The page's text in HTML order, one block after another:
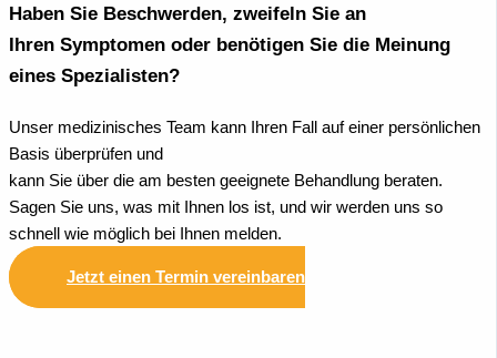
Haben Sie Beschwerden, zweifeln Sie an
Ihren Symptomen oder benötigen Sie die Meinung
eines Spezialisten?
Unser medizinisches Team kann Ihren Fall auf einer persönlichen
Basis überprüfen und
kann Sie über die am besten geeignete Behandlung beraten.
Sagen Sie uns, was mit Ihnen los ist, und wir werden uns so
schnell wie möglich bei Ihnen melden.
Jetzt einen Termin vereinbaren